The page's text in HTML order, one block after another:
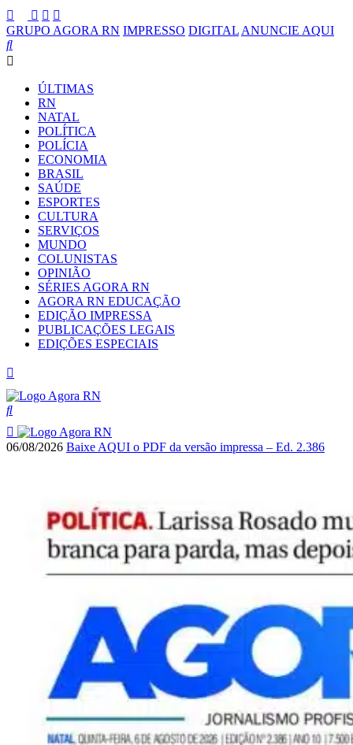
GRUPO AGORA RN IMPRESSO DIGITAL ANUNCIE AQUI
ÚLTIMAS
RN
NATAL
POLÍTICA
POLÍCIA
ECONOMIA
BRASIL
SAÚDE
ESPORTES
CULTURA
SERVIÇOS
MUNDO
COLUNISTAS
OPINIÃO
SÉRIES AGORA RN
AGORA RN EDUCAÇÃO
EDIÇÃO IMPRESSA
PUBLICAÇÕES LEGAIS
EDIÇÕES ESPECIAIS
06/08/2026 Baixe AQUI o PDF da versão impressa – Ed. 2.386